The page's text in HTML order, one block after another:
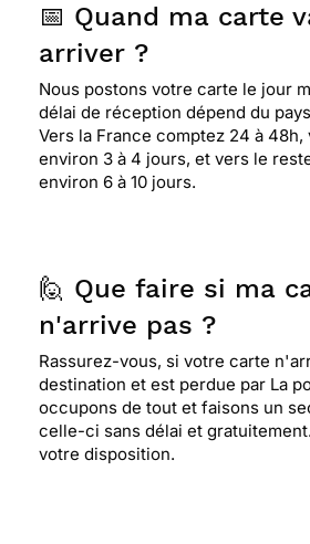
📅 Quand ma carte
arriver ?
Nous postons votre carte le jour
délai de réception dépend du
Vers la France comptez 24 à
environ 3 à 4 jours, et vers le
environ 6 à 10 jours.
🙋 Que faire si ma
n'arrive pas ?
Rassurez-vous, si votre carte
destination et est perdue par La
occupons de tout et faisons un
celle-ci sans délai et
votre disposition.